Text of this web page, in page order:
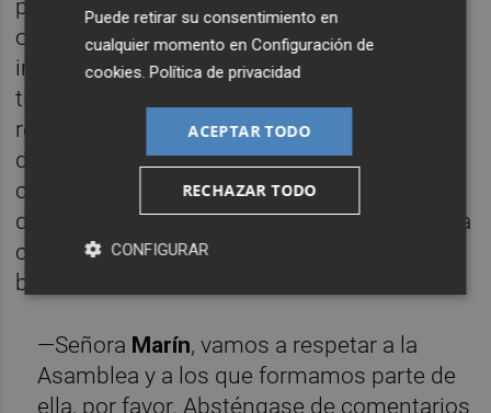
pero que esta vez dirigió ecuánime
ordenando callar a todo aquel que osara
interrumpir -"respeten al compareciente,
tiempo tendrán de replicar en la tribuna",
repitió sin cesar-, sino con el vicepresidente
de la Asamblea,Miguel Ángel Miralles
cuenta de su afirmación: "Si pudieran [los
diputados del PP] nos volverían a meter en la
cárcel y nos volverían a quemar como a las
brujas en la hoguera".
—Señora Marín, vamos a respetar a la
Asamblea y a los que formamos parte de
ella, por favor. Absténgase de comentarios
Puede retirar su consentimiento en
cualquier momento enConfiguración de
cookies .Política de privacidad
ACEPTAR TODO
RECHAZAR TODO
CONFIGURAR